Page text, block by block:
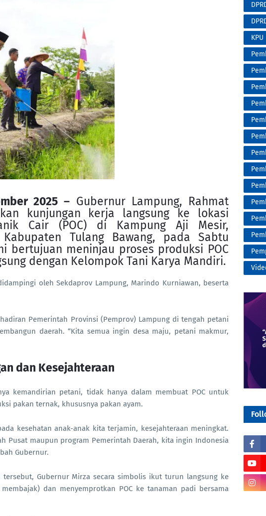
2025 – Gubernur Lampung, Rahmat
kunjungan kerja langsung ke lokasi
Cair (POC) di Kampung Aji Mesir,
Tulang Bawang, pada Sabtu
bertujuan meninjau proses produksi POC
dengan Kelompok Tani Karya Mandiri.
oleh Sekdaprov Lampung, Marindo Kurniawan, beserta
Pemerintah Provinsi (Pemprov) Lampung di tengah petani
daerah. “Kita semua ingin desa maju, petani makmur,
dan Kesejahteraan
kemandirian petani, tidak hanya dalam membuat POC untuk
pakan ternak, khususnya pakan ayam.
kesehatan anak-anak kita terjamin, kesejahteraan meningkat.
Pusat maupun program Pemerintah Daerah, kita ingin Indonesia
Gubernur.
Gubernur Mirza secara simbolis ikut turun langsung ke
dan menyemprotkan POC ke tanaman padi bersama
KPU